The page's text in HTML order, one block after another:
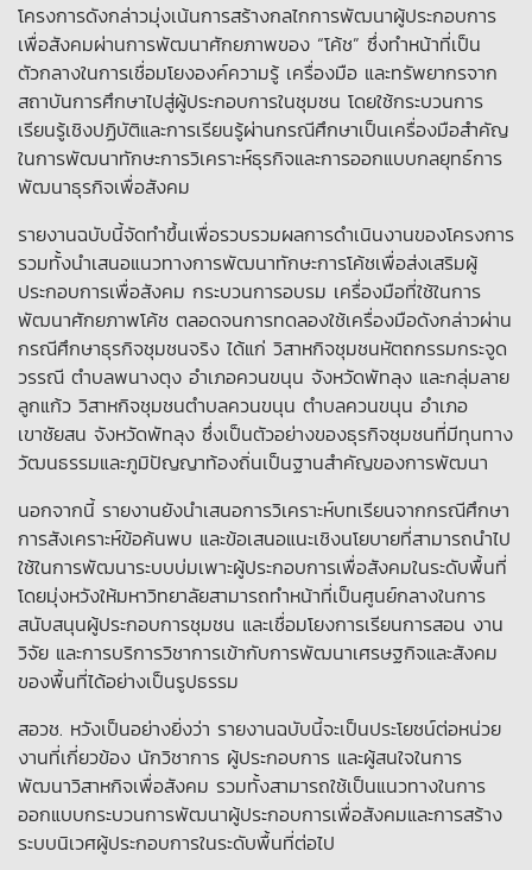
โครงการดังกล่าวมุ่งเน้นการสร้างกลไกการพัฒนาผู้ประกอบการ
เพื่อสังคมผ่านการพัฒนาศักยภาพของ “โค้ช” ซึ่งทำหน้าที่เป็น
ตัวกลางในการเชื่อมโยงองค์ความรู้ เครื่องมือ และทรัพยากรจาก
สถาบันการศึกษาไปสู่ผู้ประกอบการในชุมชน โดยใช้กระบวนการ
เรียนรู้เชิงปฏิบัติและการเรียนรู้ผ่านกรณีศึกษาเป็นเครื่องมือสำคัญ
ในการพัฒนาทักษะการวิเคราะห์ธุรกิจและการออกแบบกลยุทธ์การ
พัฒนาธุรกิจเพื่อสังคม
รายงานฉบับนี้จัดทำขึ้นเพื่อรวบรวมผลการดำเนินงานของโครงการ
รวมทั้งนำเสนอแนวทางการพัฒนาทักษะการโค้ชเพื่อส่งเสริมผู้
ประกอบการเพื่อสังคม กระบวนการอบรม เครื่องมือที่ใช้ในการ
พัฒนาศักยภาพโค้ช ตลอดจนการทดลองใช้เครื่องมือดังกล่าวผ่าน
กรณีศึกษาธุรกิจชุมชนจริง ได้แก่ วิสาหกิจชุมชนหัตถกรรมกระจูด
วรรณี ตำบลพนางตุง อำเภอควนขนุน จังหวัดพัทลุง และกลุ่มลาย
ลูกแก้ว วิสาหกิจชุมชนตำบลควนขนุน ตำบลควนขนุน อำเภอ
เขาชัยสน จังหวัดพัทลุง ซึ่งเป็นตัวอย่างของธุรกิจชุมชนที่มีทุนทาง
วัฒนธรรมและภูมิปัญญาท้องถิ่นเป็นฐานสำคัญของการพัฒนา
นอกจากนี้ รายงานยังนำเสนอการวิเคราะห์บทเรียนจากกรณีศึกษา
การสังเคราะห์ข้อค้นพบ และข้อเสนอแนะเชิงนโยบายที่สามารถนำไป
ใช้ในการพัฒนาระบบบ่มเพาะผู้ประกอบการเพื่อสังคมในระดับพื้นที่
โดยมุ่งหวังให้มหาวิทยาลัยสามารถทำหน้าที่เป็นศูนย์กลางในการ
สนับสนุนผู้ประกอบการชุมชน และเชื่อมโยงการเรียนการสอน งาน
วิจัย และการบริการวิชาการเข้ากับการพัฒนาเศรษฐกิจและสังคม
ของพื้นที่ได้อย่างเป็นรูปธรรม
สอวช. หวังเป็นอย่างยิ่งว่า รายงานฉบับนี้จะเป็นประโยชน์ต่อหน่วย
งานที่เกี่ยวข้อง นักวิชาการ ผู้ประกอบการ และผู้สนใจในการ
พัฒนาวิสาหกิจเพื่อสังคม รวมทั้งสามารถใช้เป็นแนวทางในการ
ออกแบบกระบวนการพัฒนาผู้ประกอบการเพื่อสังคมและการสร้าง
ระบบนิเวศผู้ประกอบการในระดับพื้นที่ต่อไป